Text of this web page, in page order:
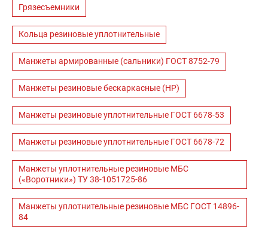
Грязесъемники
Кольца резиновые уплотнительные
Манжеты армированные (сальники) ГОСТ 8752-79
Манжеты резиновые бескаркасные (НР)
Манжеты резиновые уплотнительные ГОСТ 6678-53
Манжеты резиновые уплотнительные ГОСТ 6678-72
Манжеты уплотнительные резиновые МБС
(«Воротники») ТУ 38-1051725-86
Манжеты уплотнительные резиновые МБС ГОСТ 14896-
84